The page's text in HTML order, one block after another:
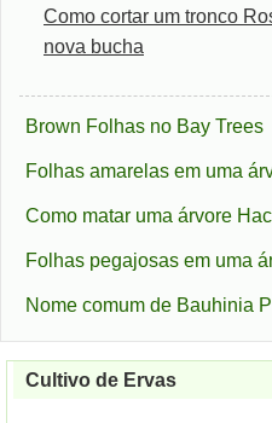
Como cortar um tronco
nova bucha
Brown Folhas no Bay Trees
Folhas amarelas em uma
Como matar uma árvore
Folhas pegajosas em uma
Nome comum de Bauhinia
Cultivo de Ervas